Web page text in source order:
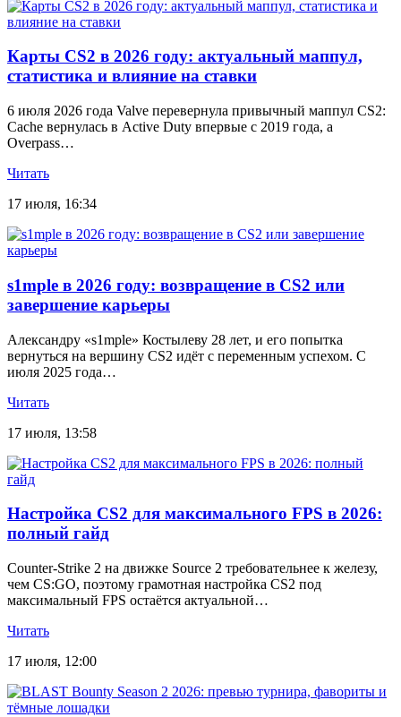
Карты CS2 в 2026 году: актуальный маппул,
статистика и влияние на ставки
6 июля 2026 года Valve перевернула привычный маппул CS2:
Cache вернулась в Active Duty впервые с 2019 года, а
Overpass…
Читать
17 июля, 16:34
s1mple в 2026 году: возвращение в CS2 или
завершение карьеры
Александру «s1mple» Костылеву 28 лет, и его попытка
вернуться на вершину CS2 идёт с переменным успехом. С
июля 2025 года…
Читать
17 июля, 13:58
Настройка CS2 для максимального FPS в 2026:
полный гайд
Counter-Strike 2 на движке Source 2 требовательнее к железу,
чем CS:GO, поэтому грамотная настройка CS2 под
максимальный FPS остаётся актуальной…
Читать
17 июля, 12:00